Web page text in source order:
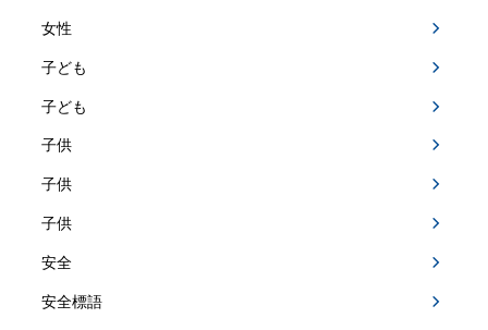
女性
子ども
子ども
子供
子供
子供
安全
安全標語